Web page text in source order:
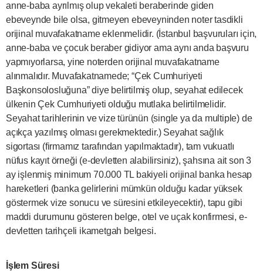
anne-baba ayrılmış olup vekaleti beraberinde giden
ebeveynde bile olsa, gitmeyen ebeveyninden noter tasdikli
orijinal muvafakatname eklenmelidir. (İstanbul başvuruları için,
anne-baba ve çocuk beraber gidiyor ama aynı anda başvuru
yapmıyorlarsa, yine noterden orijinal muvafakatname
alınmalıdır. Muvafakatnamede; “Çek Cumhuriyeti
Başkonsolosluğuna” diye belirtilmiş olup, seyahat edilecek
ülkenin Çek Cumhuriyeti olduğu mutlaka belirtilmelidir.
Seyahat tarihlerinin ve vize türünün (single ya da multiple) de
açıkça yazılmış olması gerekmektedir.) Seyahat sağlık
sigortası (firmamız tarafından yapılmaktadır), tam vukuatlı
nüfus kayıt örneği (e-devletten alabilirsiniz), şahsına ait son 3
ay işlenmiş minimum 70.000 TL bakiyeli orijinal banka hesap
hareketleri (banka gelirlerini mümkün olduğu kadar yüksek
göstermek vize sonucu ve süresini etkileyecektir), tapu gibi
maddi durumunu gösteren belge, otel ve uçak konfirmesi, e-
devletten tarihçeli ikametgah belgesi.
İşlem Süresi